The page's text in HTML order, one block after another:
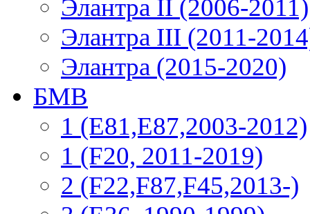
Элантра II (2006-2011)
Элантра III (2011-
Элантра (2015-2020)
БМВ
1 (E81,E87,2003-2012)
1 (F20, 2011-2019)
2 (F22,F87,F45,2013-)